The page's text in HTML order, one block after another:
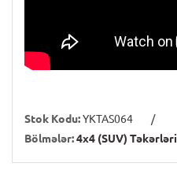
Stok Kodu:YKTAS064
/
Bölmələr:4x4 (SUV) Təkərləri